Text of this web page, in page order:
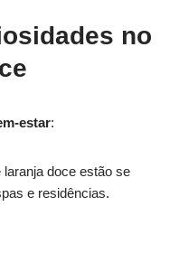
no
estar:
doce estão se
e residências.